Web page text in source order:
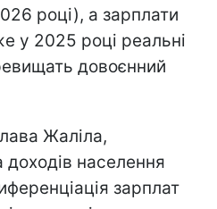
році), а зарплати
у 2025 році реальні
довоєнний
Жаліла,
населення
зарплат